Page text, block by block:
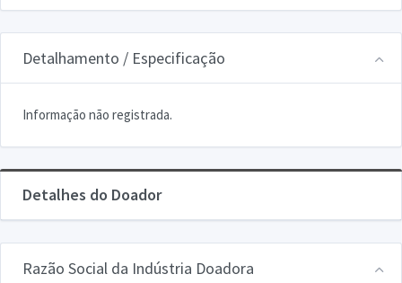
Detalhamento / Especificação
Informação não registrada.
Detalhes do Doador
Razão Social da Indústria Doadora